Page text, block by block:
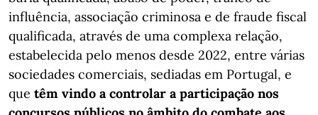
influência, associação criminosa e de fraude fiscal
qualificada, através de uma complexa relação,
estabelecida pelo menos desde 2022, entre várias
sociedades comerciais, sediadas em Portugal, e
que têm vindo a controlar a participação nos